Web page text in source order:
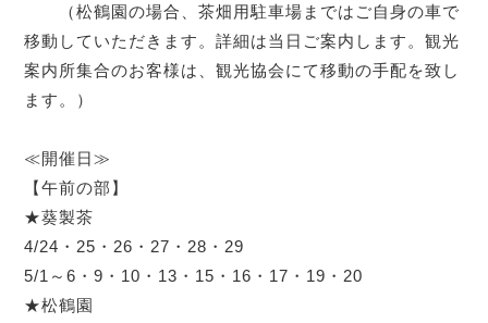
（松鶴園の場合、茶畑用駐車場まではご自身の車で
移動していただきます。詳細は当日ご案内します。観光
案内所集合のお客様は、観光協会にて移動の手配を致し
ます。）
≪開催日≫
【午前の部】
★葵製茶
4/24・25・26・27・28・29
5/1～6・9・10・13・15・16・17・19・20
★松鶴園